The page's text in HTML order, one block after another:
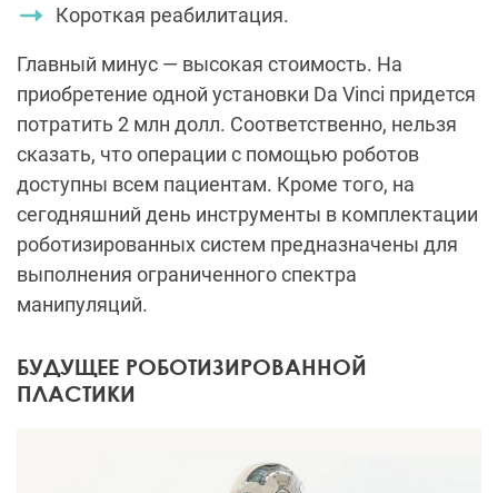
Короткая реабилитация.
Главный минус — высокая стоимость. На
приобретение одной установки Da Vinci придется
потратить 2 млн долл. Соответственно, нельзя
сказать, что операции с помощью роботов
доступны всем пациентам. Кроме того, на
сегодняшний день инструменты в комплектации
роботизированных систем предназначены для
выполнения ограниченного спектра
манипуляций.
БУДУЩЕЕ РОБОТИЗИРОВАННОЙ
ПЛАСТИКИ